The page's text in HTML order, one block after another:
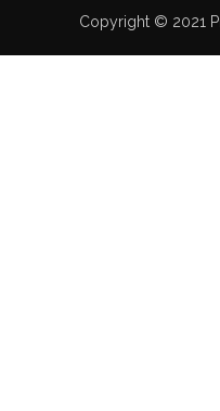
Copyright © 2021